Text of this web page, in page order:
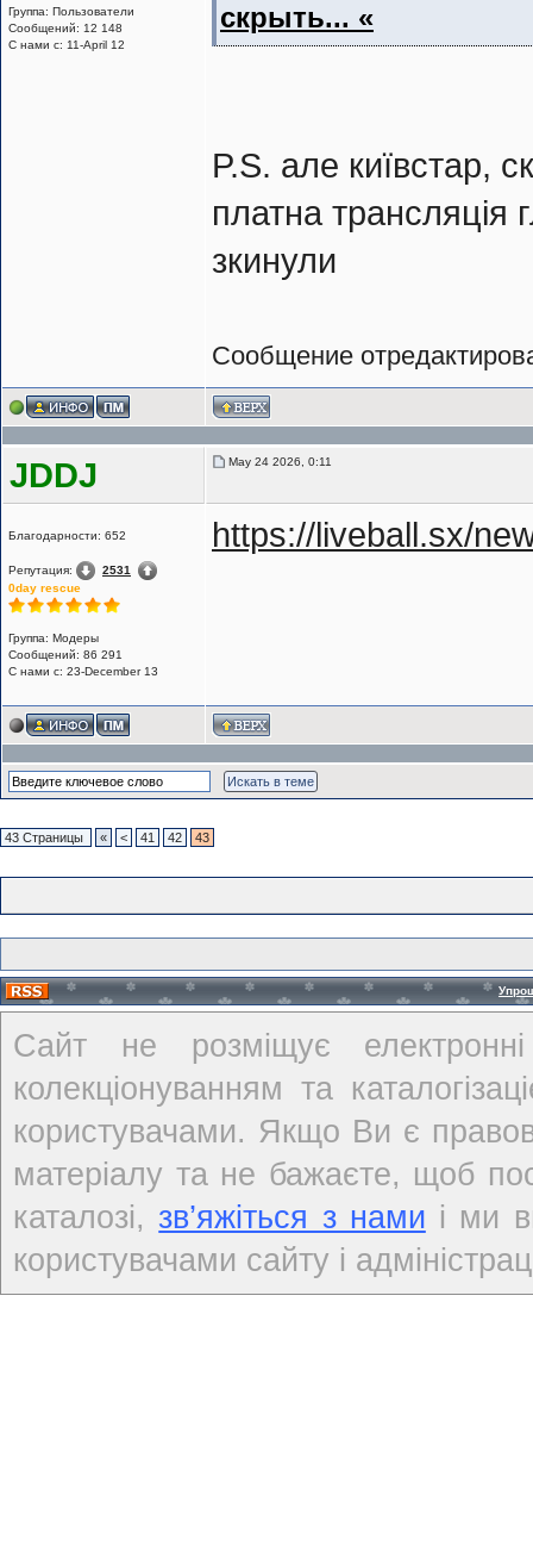
Группа: Пользователи
Сообщений: 12 148
С нами с: 11-April 12
скрыть... «
P.S. але київстар,
платна трансляція
зкинули
Сообщение
JDDJ May 24 2026, 0:11
Благодарности: 652
Репутация:
2531
0day rescue
Группа: Модеры
Сообщений: 86 291
С нами с: 23-December 13
https://liveball.sx/
43 Страницы « < 41 42 43
Сайт не розміщує
колекціонуванням та
користувачами. Якщо Ви є
матеріалу та не бажаєте, щоб
каталозі,зв’яжіться з нами і ми
користувачами сайту і